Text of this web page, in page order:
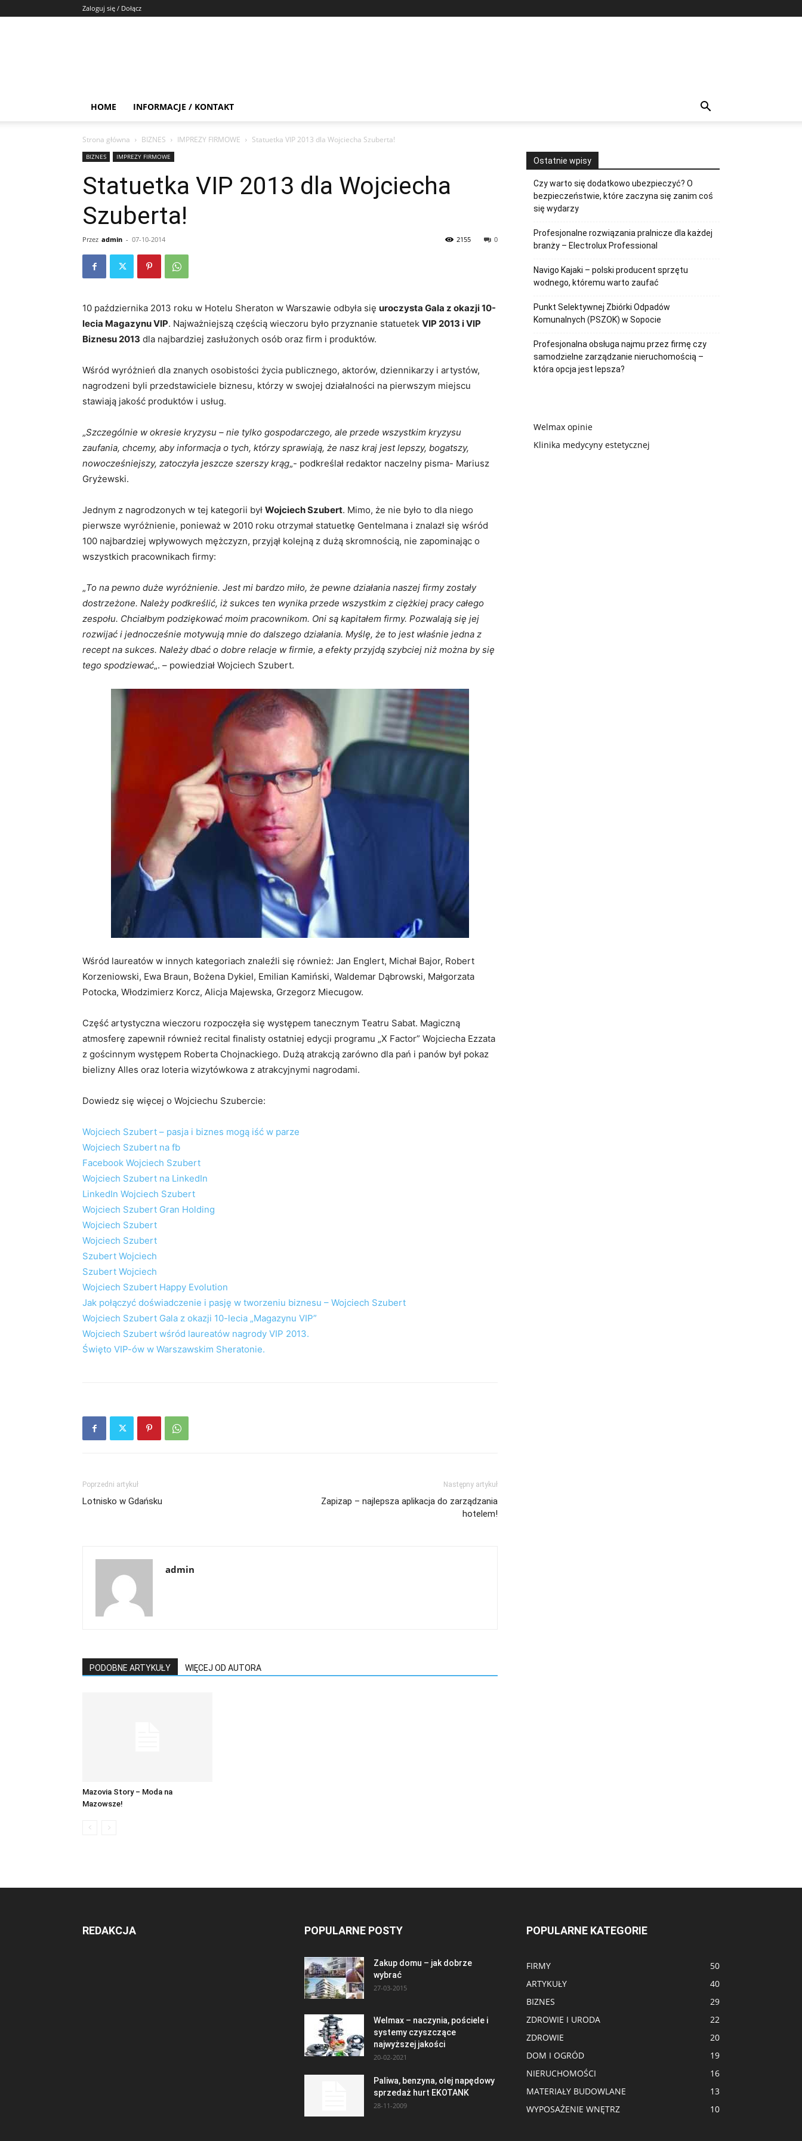
Zaloguj się / Dołącz
HOME INFORMACJE / KONTAKT
Strona główna BIZNES IMPREZY FIRMOWE Statuetka VIP 2013 dla Wojciecha Szuberta!
BIZNES IMPREZY FIRMOWE
Statuetka VIP 2013 dla Wojciecha
Szuberta!
Przez admin - 07-10-2014 0
2155
10 października 2013 roku w Hotelu Sheraton w Warszawie odbyła się uroczysta Gala z okazji 10-
lecia Magazynu VIP. Najważniejszą częścią wieczoru było przyznanie statuetek VIP 2013 i VIP
Biznesu 2013 dla najbardziej zasłużonych osób oraz firm i produktów.
Wśród wyróżnień dla znanych osobistości życia publicznego, aktorów, dziennikarzy i artystów,
nagrodzeni byli przedstawiciele biznesu, którzy w swojej działalności na pierwszym miejscu
stawiają jakość produktów i usług.
„Szczególnie w okresie kryzysu – nie tylko gospodarczego, ale przede wszystkim kryzysu
zaufania, chcemy, aby informacja o tych, którzy sprawiają, że nasz kraj jest lepszy, bogatszy,
nowocześniejszy, zatoczyła jeszcze szerszy krąg„- podkreślał redaktor naczelny pisma- Mariusz
Gryżewski.
Jednym z nagrodzonych w tej kategorii był Wojciech Szubert. Mimo, że nie było to dla niego
pierwsze wyróżnienie, ponieważ w 2010 roku otrzymał statuetkę Gentelmana i znalazł się wśród
100 najbardziej wpływowych mężczyzn, przyjął kolejną z dużą skromnością, nie zapominając o
wszystkich pracownikach firmy:
„To na pewno duże wyróżnienie. Jest mi bardzo miło, że pewne działania naszej firmy zostały
dostrzeżone. Należy podkreślić, iż sukces ten wynika przede wszystkim z ciężkiej pracy całego
zespołu. Chciałbym podziękować moim pracownikom. Oni są kapitałem firmy. Pozwalają się jej
rozwijać i jednocześnie motywują mnie do dalszego działania. Myślę, że to jest właśnie jedna z
recept na sukces. Należy dbać o dobre relacje w firmie, a efekty przyjdą szybciej niż można by się
tego spodziewać„. – powiedział Wojciech Szubert.
Wśród laureatów w innych kategoriach znaleźli się również: Jan Englert, Michał Bajor, Robert
Korzeniowski, Ewa Braun, Bożena Dykiel, Emilian Kamiński, Waldemar Dąbrowski, Małgorzata
Potocka, Włodzimierz Korcz, Alicja Majewska, Grzegorz Miecugow.
Część artystyczna wieczoru rozpoczęła się występem tanecznym Teatru Sabat. Magiczną
atmosferę zapewnił również recital finalisty ostatniej edycji programu „X Factor” Wojciecha Ezzata
z gościnnym występem Roberta Chojnackiego. Dużą atrakcją zarówno dla pań i panów był pokaz
bielizny Alles oraz loteria wizytówkowa z atrakcyjnymi nagrodami.
Dowiedz się więcej o Wojciechu Szubercie:
Wojciech Szubert – pasja i biznes mogą iść w parze
Wojciech Szubert na fb
Facebook Wojciech Szubert
Wojciech Szubert na LinkedIn
LinkedIn Wojciech Szubert
Wojciech Szubert Gran Holding
Wojciech Szubert
Wojciech Szubert
Szubert Wojciech
Szubert Wojciech
Wojciech Szubert Happy Evolution
Jak połączyć doświadczenie i pasję w tworzeniu biznesu – Wojciech Szubert
Wojciech Szubert Gala z okazji 10-lecia „Magazynu VIP”
Wojciech Szubert wśród laureatów nagrody VIP 2013.
Święto VIP-ów w Warszawskim Sheratonie.
Poprzedni artykuł
Lotnisko w Gdańsku
Następny artykuł
Zapizap – najlepsza aplikacja do zarządzania
hotelem!
admin
PODOBNE ARTYKUŁY WIĘCEJ OD AUTORA
Mazovia Story – Moda na
Mazowsze!
Ostatnie wpisy
Czy warto się dodatkowo ubezpieczyć? O
bezpieczeństwie, które zaczyna się zanim coś
się wydarzy
Profesjonalne rozwiązania pralnicze dla każdej
branży – Electrolux Professional
Navigo Kajaki – polski producent sprzętu
wodnego, któremu warto zaufać
Punkt Selektywnej Zbiórki Odpadów
Komunalnych (PSZOK) w Sopocie
Profesjonalna obsługa najmu przez firmę czy
samodzielne zarządzanie nieruchomością –
która opcja jest lepsza?
Welmax opinie
Klinika medycyny estetycznej
REDAKCJA POPULARNE POSTY
Zakup domu – jak dobrze
wybrać
27-03-2015
Welmax – naczynia, pościele i
systemy czyszczące
najwyższej jakości
20-02-2021
Paliwa, benzyna, olej napędowy
sprzedaż hurt EKOTANK
28-11-2009
POPULARNE KATEGORIE
FIRMY
50
ARTYKUŁY
40
BIZNES
29
ZDROWIE I URODA
22
ZDROWIE
20
DOM I OGRÓD
19
NIERUCHOMOŚCI
16
MATERIAŁY BUDOWLANE
13
WYPOSAŻENIE WNĘTRZ
10